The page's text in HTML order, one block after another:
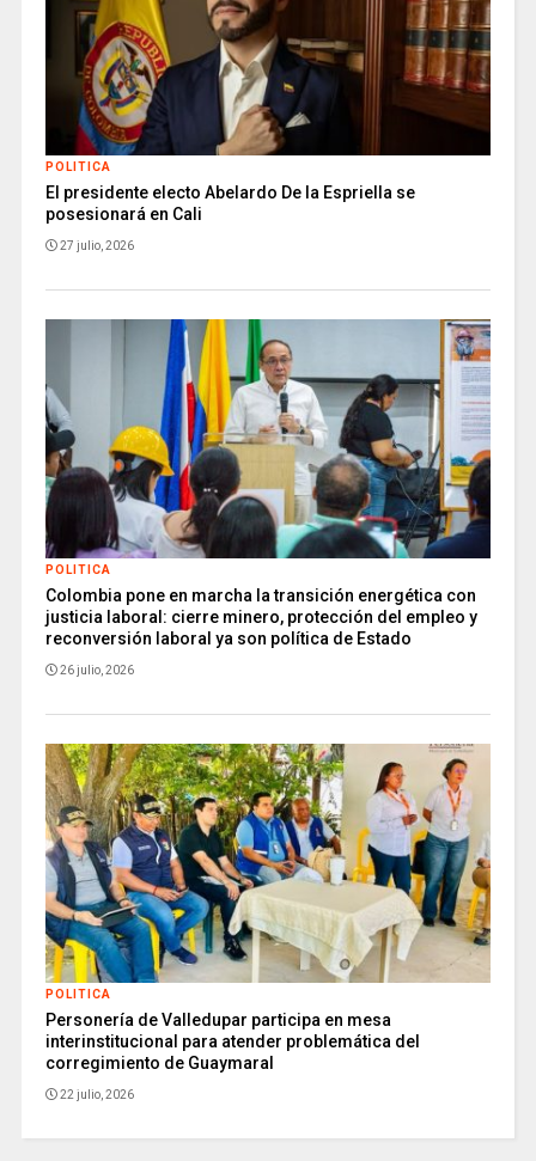
POLITICA
El presidente electo Abelardo De la Espriella se
posesionará en Cali
27 julio, 2026
POLITICA
Colombia pone en marcha la transición energética con
justicia laboral: cierre minero, protección del empleo y
reconversión laboral ya son política de Estado
26 julio, 2026
POLITICA
Personería de Valledupar participa en mesa
interinstitucional para atender problemática del
corregimiento de Guaymaral
22 julio, 2026